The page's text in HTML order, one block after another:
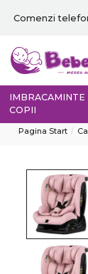
Comenzi
IMBRACAMINTE
COPII
Pagina Start